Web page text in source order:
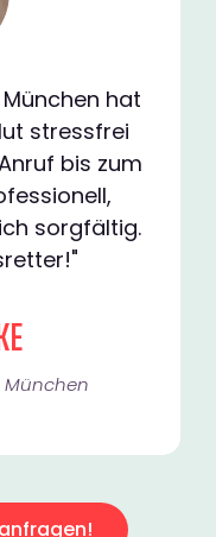
hat
stressfrei
bis zum
sorgfältig.
München​